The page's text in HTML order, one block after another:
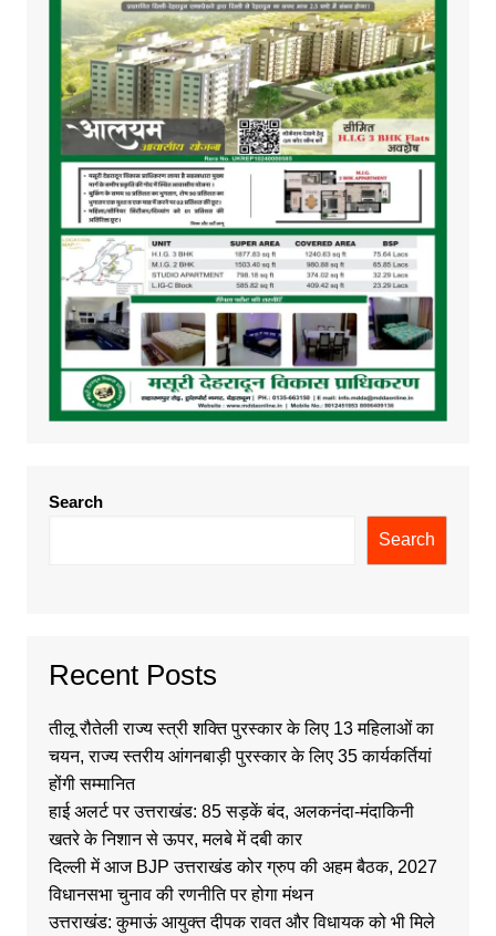
Search
Search
Recent Posts
तीलू रौतेली राज्य स्त्री शक्ति पुरस्कार के लिए 13 महिलाओं का
चयन, राज्य स्तरीय आंगनबाड़ी पुरस्कार के लिए 35 कार्यकर्तियां
होंगी सम्मानित
हाई अलर्ट पर उत्तराखंड: 85 सड़कें बंद, अलकनंदा-मंदाकिनी
खतरे के निशान से ऊपर, मलबे में दबी कार
दिल्ली में आज BJP उत्तराखंड कोर ग्रुप की अहम बैठक, 2027
विधानसभा चुनाव की रणनीति पर होगा मंथन
उत्तराखंड: कुमाऊं आयुक्त दीपक रावत और विधायक को भी मिले